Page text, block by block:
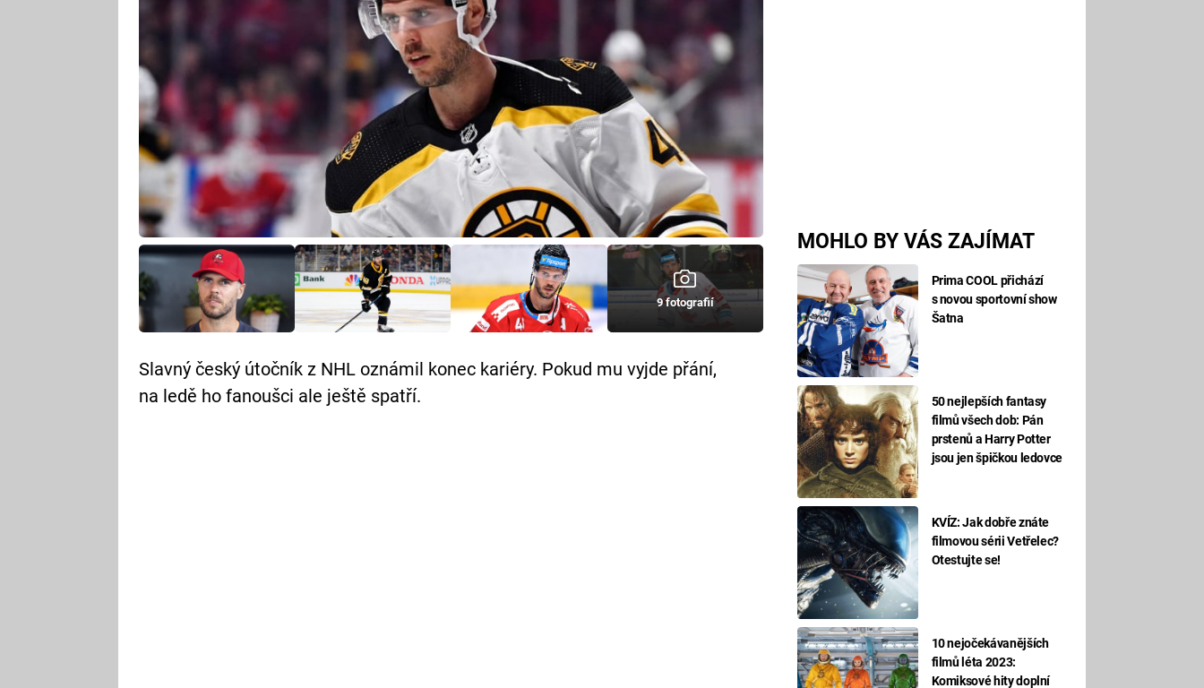
MOHLO BY VÁS ZAJÍMAT
Prima COOL přichází
s novou sportovní show
Šatna
50 nejlepších fantasy
filmů všech dob: Pán
prstenů a Harry Potter
jsou jen špičkou ledovce
KVÍZ: Jak dobře znáte
filmovou sérii Vetřelec?
Otestujte se!
10 nejočekávanějších
filmů léta 2023:
Komiksové hity doplní
9 fotografií
Slavný český útočník z NHL oznámil konec kariéry. Pokud mu vyjde přání,
na ledě ho fanoušci ale ještě spatří.